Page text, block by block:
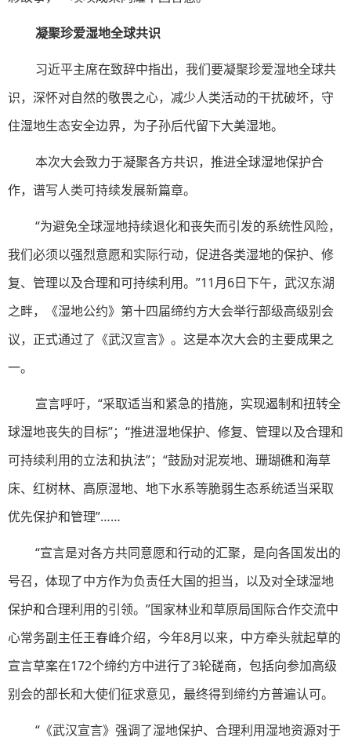
凝聚珍爱湿地全球共识
习近平主席在致辞中指出，我们要凝聚珍爱湿地全球共
识，深怀对自然的敬畏之心，减少人类活动的干扰破坏，守
住湿地生态安全边界，为子孙后代留下大美湿地。
本次大会致力于凝聚各方共识，推进全球湿地保护合
作，谱写人类可持续发展新篇章。
“为避免全球湿地持续退化和丧失而引发的系统性风险，
我们必须以强烈意愿和实际行动，促进各类湿地的保护、修
复、管理以及合理和可持续利用。”11月6日下午，武汉东湖
之畔，《湿地公约》第十四届缔约方大会举行部级高级别会
议，正式通过了《武汉宣言》。这是本次大会的主要成果之
一。
宣言呼吁，“采取适当和紧急的措施，实现遏制和扭转全
球湿地丧失的目标”；“推进湿地保护、修复、管理以及合理和
可持续利用的立法和执法”；“鼓励对泥炭地、珊瑚礁和海草
床、红树林、高原湿地、地下水系等脆弱生态系统适当采取
优先保护和管理”……
“宣言是对各方共同意愿和行动的汇聚，是向各国发出的
号召，体现了中方作为负责任大国的担当，以及对全球湿地
保护和合理利用的引领。”国家林业和草原局国际合作交流中
心常务副主任王春峰介绍，今年8月以来，中方牵头就起草的
宣言草案在172个缔约方中进行了3轮磋商，包括向参加高级
别会的部长和大使们征求意见，最终得到缔约方普遍认可。
“《武汉宣言》强调了湿地保护、合理利用湿地资源对于